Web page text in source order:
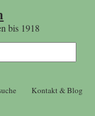
bis 1918
Kontakt & Blog